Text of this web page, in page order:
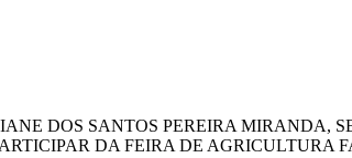
DOS SANTOS PEREIRA MIRANDA,
DA FEIRA DE